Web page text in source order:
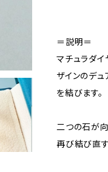
＝説明＝
マチュラダイ
ザインのデュ
を結びます。
二つの石が
再び結び直す